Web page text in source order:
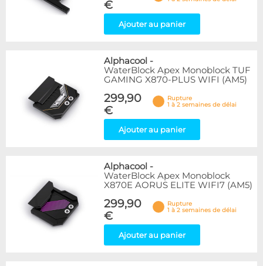
€
Ajouter au panier
Alphacool -
WaterBlock Apex Monoblock TUF
GAMING X870-PLUS WIFI (AM5)
299,90
€
Rupture
1 à 2 semaines de délai
Ajouter au panier
Alphacool -
WaterBlock Apex Monoblock
X870E AORUS ELITE WIFI7 (AM5)
299,90
€
Rupture
1 à 2 semaines de délai
Ajouter au panier